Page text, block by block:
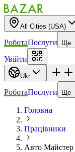
All Cities (USA)
РоботаПослуги Ще
Увійти
Ukr
РоботаПослуги Ще
Головна
Працівники
Авто Майстер